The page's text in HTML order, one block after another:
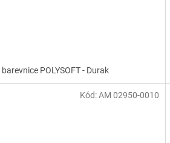
z
5
barevnice POLYSOFT - Durak
Kód:AM 02950-0010